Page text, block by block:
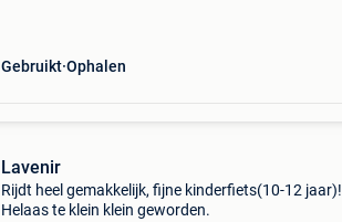
Gebruikt Ophalen
Lavenir
Rijdt heel gemakkelijk, fijne kinderfiets(10-12 jaar)!
Helaas te klein klein geworden.